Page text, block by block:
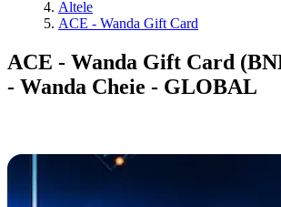
Altele
ACE - Wanda Gift Card
ACE - Wanda Gift Card
- Wanda Cheie - GLOBAL